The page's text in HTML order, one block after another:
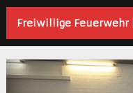
Freiwillige Feuerwehr